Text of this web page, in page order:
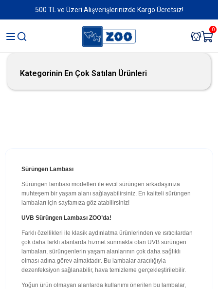
500 TL ve Üzeri Alışverişlerinizde Kargo Ücretsiz!
0
Kategorinin En Çok Satılan Ürünleri
Sürüngen Lambası
Sürüngen lambası modelleri ile evcil sürüngen arkadaşınıza
muhteşem bir yaşam alanı sağlayabilirsiniz. En kaliteli sürüngen
lambaları için sayfamıza göz atabilirsiniz!
UVB Sürüngen Lambası ZOO’da!
Farklı özellikleri ile klasik aydınlatma ürünlerinden ve ısıtıcılardan
çok daha farklı alanlarda hizmet sunmakta olan UVB sürüngen
lambaları, sürüngenlerin yaşam alanlarının çok daha sağlıklı
olması adına görev almaktadır. Bu lambalar aracılığıyla
dezenfeksiyon sağlanabilir, hava temizleme gerçekleştirilebilir.
Yoğun ürün olmayan alanlarda kullanımı önerilen bu lambalar,